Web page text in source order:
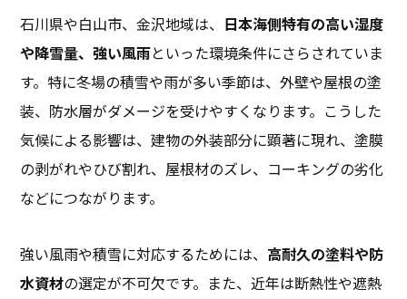
石川県や白山市、金沢地域は、 日本海側特有の高い湿度
や降雪量、強い風雨といった環境条件にさらされていま
す。特に冬場の積雪や雨が多い季節は、外壁や屋根の塗
装、防水層がダメージを受けやすくなります。こうした
気候による影響は、建物の外装部分に顕著に現れ、塗膜
の剥がれやひび割れ、屋根材のズレ、コーキングの劣化
などにつながります。
強い風雨や積雪に対応するためには、 高耐久の塗料や防
水資材の選定が不可欠です。また、近年は断熱性や遮熱